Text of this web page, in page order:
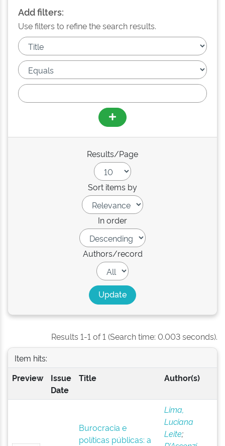
Add filters:
Use filters to refine the search results.
Results/Page
Sort items by
In order
Authors/record
Results 1-1 of 1 (Search time: 0.003 seconds).
Item hits:
Preview
Issue
Date
Title Author(s)
Burocracia e
políticas públicas: a
Lima,
Luciana
Leite;